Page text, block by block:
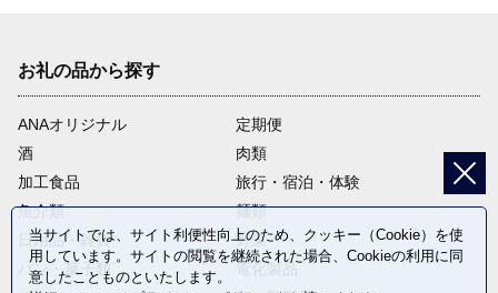
お礼の品から探す
ANAオリジナル
定期便
酒
肉類
加工食品
旅行・宿泊・体験
魚介類
麺類
日用品・雑貨
野菜
パン・菓子類
電化製品
当サイトでは、サイト利便性向上のため、クッキー（Cookie）を使
用しています。サイトの閲覧を継続された場合、Cookieの利用に同
意したことものといたします。